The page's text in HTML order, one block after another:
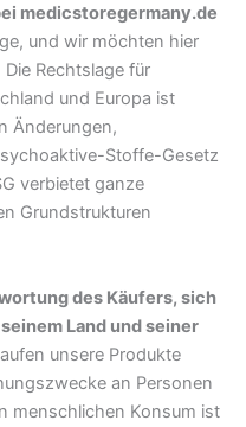
medicstoregermany.de
und wir möchten hier
Rechtslage für
und Europa ist
Änderungen,
Stoffe-Gesetz
verbietet ganze
Grundstrukturen
des Käufers, sich
Land und seiner
unsere Produkte
an Personen
menschlichen Konsum ist